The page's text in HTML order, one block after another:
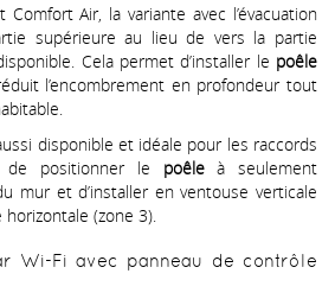
Air, la variante avec l’évacuation
supérieure au lieu de vers la partie
Cela permet d’installer le poêle
l’encombrement en profondeur tout
disponible et idéale pour les raccords
de positionner le poêleà seulement
mur et d’installer en ventouse verticale
(zone 3).
Wi-Fi avec panneau de contrôle